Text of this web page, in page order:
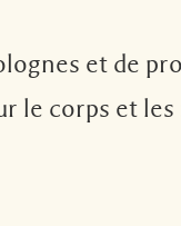
et de
le corps et les